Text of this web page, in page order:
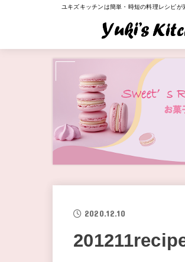
ユキズキッチンは簡単・時短の料理レシピ
2020.12.10